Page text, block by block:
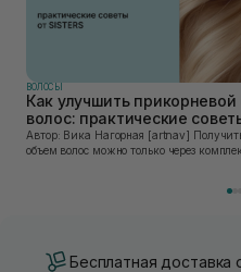
ВОЛОСЫ
Как улучшить
волос: практические
Автор: Вика Нагорная [artnav] Получить прикорневой
объем волос можно только через
Бесплатная доставка